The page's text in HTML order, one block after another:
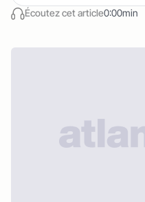
Écoutez cet article0:00min